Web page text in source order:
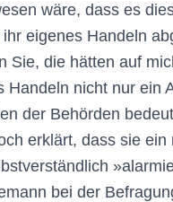
wäre, dass es
eigenes Handeln
Sie, die hätten auf
nicht nur ein
der Behörden
erklärt, dass sie ein
bei der